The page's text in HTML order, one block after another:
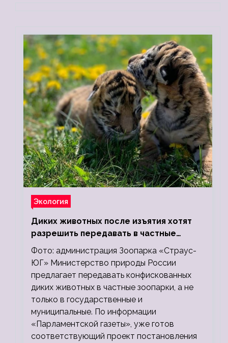
Экология
Диких животных после изъятия хотят
разрешить передавать в частные
зоопарки
Фото: администрация Зоопарка «Страус-
ЮГ» Министерство природы России
предлагает передавать конфискованных
диких животных в частные зоопарки, а не
только в государственные и
муниципальные. По информации
«Парламентской газеты», уже готов
соответствующий проект постановления